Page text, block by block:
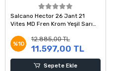
Salcano Hector 26 Jant 21
Vites MD Fren Krom Yeşil Sarı
%10
12.885,00 TL
11.597,00 TL
Sepete Ekle